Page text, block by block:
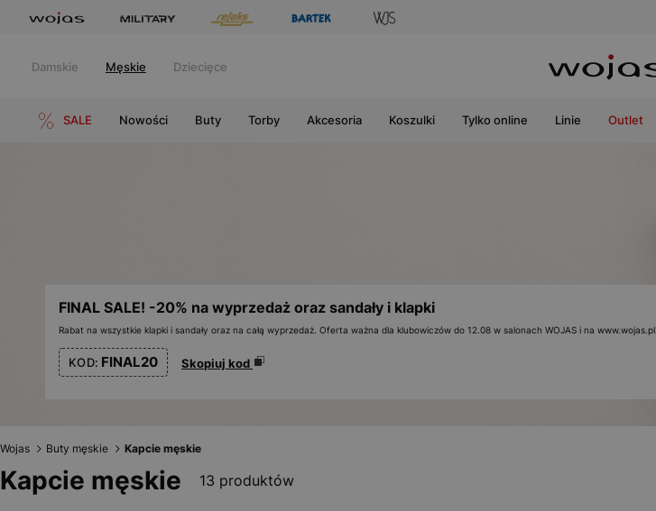
Damskie Męskie Dziecięce
SALE Nowości Buty Torby Akcesoria Koszulki Tylko online Linie Outlet
FINAL SALE! -20% na wyprzedaż oraz sandały i klapki
Rabat na wszystkie klapki i sandały oraz na całą wyprzedaż. Oferta ważna dla klubowiczów do 12.08 w salonach WOJAS i na www.wojas.pl.
KOD: FINAL20 Skopiuj kod
Wojas Buty męskie Kapcie męskie
Kapcie męskie 13 produktów